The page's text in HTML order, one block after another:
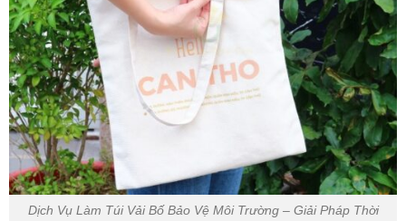
Dịch Vụ Làm Túi Vải Bố Bảo Vệ Môi Trường – Giải Pháp Thời